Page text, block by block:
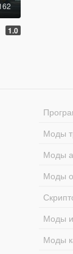
1.0
Моды
Моды
Моды
Моды
Моды